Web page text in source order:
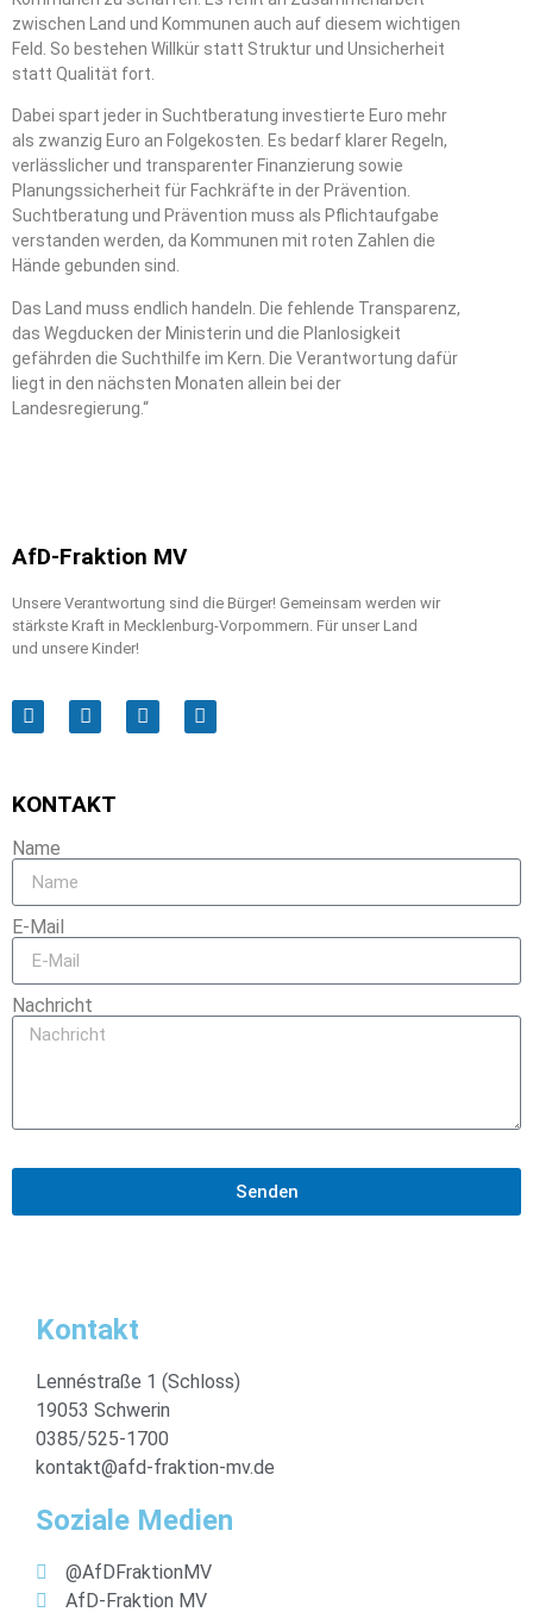
zwischen Land und Kommunen auch auf diesem wichtigen
Feld. So bestehen Willkür statt Struktur und Unsicherheit
statt Qualität fort.
Dabei spart jeder in Suchtberatung investierte Euro mehr
als zwanzig Euro an Folgekosten. Es bedarf klarer Regeln,
verlässlicher und transparenter Finanzierung sowie
Planungssicherheit für Fachkräfte in der Prävention.
Suchtberatung und Prävention muss als Pflichtaufgabe
verstanden werden, da Kommunen mit roten Zahlen die
Hände gebunden sind.
Das Land muss endlich handeln. Die fehlende Transparenz,
das Wegducken der Ministerin und die Planlosigkeit
gefährden die Suchthilfe im Kern. Die Verantwortung dafür
liegt in den nächsten Monaten allein bei der
Landesregierung.“
AfD-Fraktion MV
Unsere Verantwortung sind die Bürger! Gemeinsam werden wir
stärkste Kraft in Mecklenburg-Vorpommern. Für unser Land
und unsere Kinder!
KONTAKT
Name
E-Mail
Nachricht
Senden
Kontakt
Lennéstraße 1 (Schloss)
19053 Schwerin
0385/525-1700
kontakt@afd-fraktion-mv.de
Soziale Medien
@AfDFraktionMV
AfD-Fraktion MV